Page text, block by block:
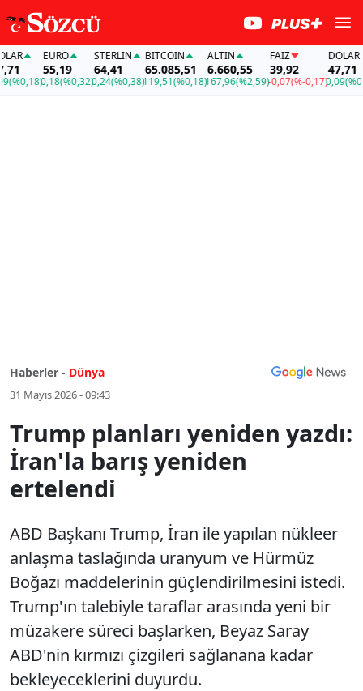
EURO
55,19
0,18(%0,32)
STERLIN
64,41
0,24(%0,38)
BITCOIN
65.085,51
119,51(%0,18)
ALTIN
6.660,55
167,96(%2,59)
FAİZ
39,92
-0,07(%-0,17)
DOLAR
47,71
0,09(%0,18)
Haberler - Dünya
31 Mayıs 2026 - 09:43
Trump planları yeniden yazdı:
İran'la barış yeniden
ertelendi
ABD Başkanı Trump, İran ile yapılan nükleer
anlaşma taslağında uranyum ve Hürmüz
Boğazı maddelerinin güçlendirilmesini istedi.
Trump'ın talebiyle taraflar arasında yeni bir
müzakere süreci başlarken, Beyaz Saray
ABD'nin kırmızı çizgileri sağlanana kadar
bekleyeceklerini duyurdu.